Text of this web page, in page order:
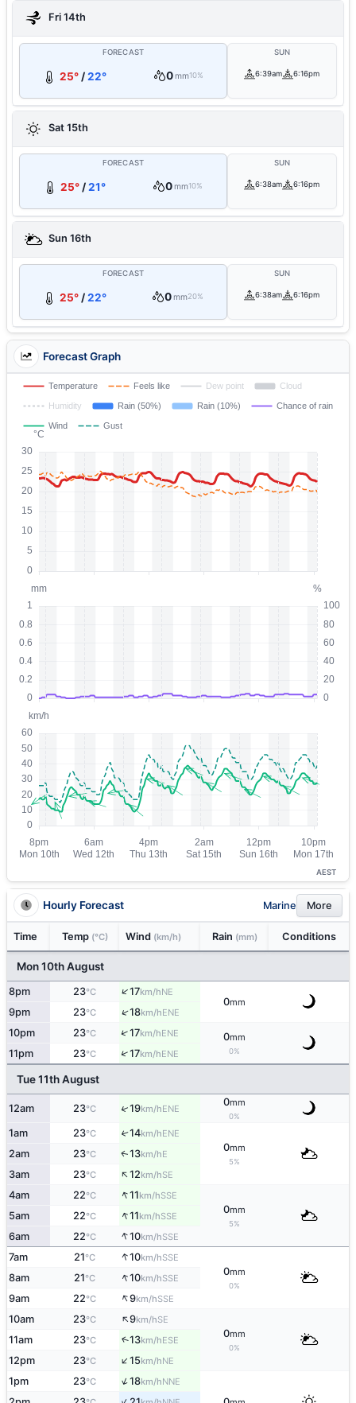
Fri 14th
FORECAST
25° /22° 0mm10%
SUN
6:39am 6:16pm
Sat 15th
FORECAST
25°/21° 0mm10%
SUN
6:38am 6:16pm
Sun 16th
FORECAST
25°/22° 0mm20%
SUN
6:38am 6:16pm
Forecast Graph
AEST
Hourly Forecast Marine More
Time Temp (°C) Wind (km/h) Rain (mm) Conditions
Mon 10th August
8pm 23°C ↑17km/hNE
0mm
9pm 23°C ↑18km/hENE
10pm 23°C ↑17km/hENE 0mm
0%
11pm 23°C ↑17km/hENE
Tue 11th August
12am 23°C ↑19km/hENE
0mm
0%
1am 23°C ↑14km/hENE
0mm
5%
2am 23°C ↑13km/hE
3am 23°C ↑12km/hSE
4am 22°C ↑11km/hSSE
0mm
5%
5am 22°C ↑11km/hSSE
6am 22°C ↑10km/hSSE
7am 21°C ↑10km/hSSE
0mm
0%
8am 21°C ↑10km/hSSE
9am 22°C ↑9km/hSSE
10am 23°C ↑9km/hSE
0mm
0%
11am 23°C ↑13km/hESE
12pm 23°C ↑15km/hNE
1pm 23°C ↑18km/hNNE